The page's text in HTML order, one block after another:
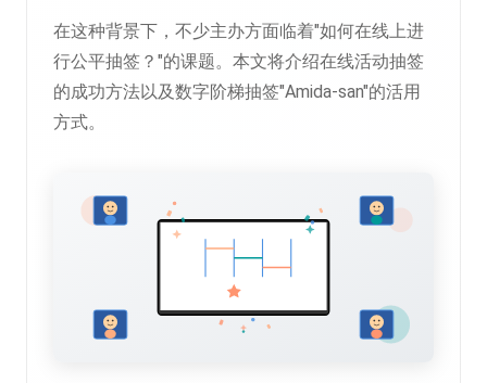
在这种背景下，不少主办方面临着"如何在线上进
行公平抽签？"的课题。本文将介绍在线活动抽签
的成功方法以及数字阶梯抽签"Amida-san"的活用
方式。